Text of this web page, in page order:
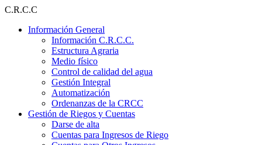
Ir
contenido
C.R.C.C
Información General
Información C.R.C.C.
Estructura Agraria
Medio físico
Control de calidad del agua
Gestión Integral
Automatización
Ordenanzas de la CRCC
Gestión de Riegos y Cuentas
Darse de alta
Cuentas para Ingresos de Riego